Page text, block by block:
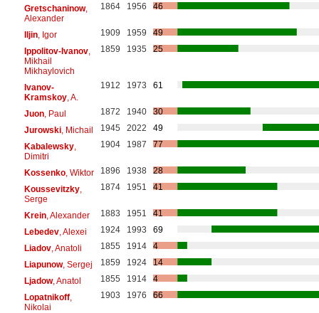
Gretschaninow,
Alexander
1864 1956 46
Iljin, Igor 1909 1959
49
Ippolitov-Ivanov,
Mikhail
Mikhaylovich
1859 1935 25
Ivanov-
Kramskoy, A.
1912 1973 61
Juon, Paul 1872 1940
30
Jurowski, Michail 1945 2022
49
Kabalewsky,
Dimitri
1904 1987 77
Kossenko, Wiktor 1896 1938
28
Koussevitzky,
Serge
1874 1951 41
Krein, Alexander 1883 1951
41
Lebedev, Alexei 1924 1993
69
Liadov, Anatoli 1855 1914
4
Liapunow, Sergej 1859 1924
14
Ljadow, Anatol 1855 1914
4
Lopatnikoff,
Nikolai
1903 1976 66